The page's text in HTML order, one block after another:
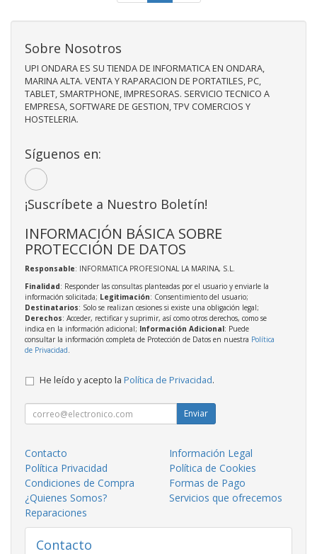
Sobre Nosotros
UPI ONDARA ES SU TIENDA DE INFORMATICA EN ONDARA,
MARINA ALTA. VENTA Y RAPARACION DE PORTATILES, PC,
TABLET, SMARTPHONE, IMPRESORAS. SERVICIO TECNICO A
EMPRESA, SOFTWARE DE GESTION, TPV COMERCIOS Y
HOSTELERIA.
Síguenos en:
¡Suscríbete a Nuestro Boletín!
INFORMACIÓN BÁSICA SOBRE
PROTECCIÓN DE DATOS
Responsable: INFORMATICA PROFESIONAL LA MARINA, S.L.
Finalidad: Responder las consultas planteadas por el usuario y enviarle la
información solicitada; Legitimación: Consentimiento del usuario;
Destinatarios: Solo se realizan cesiones si existe una obligación legal;
Derechos: Acceder, rectificar y suprimir, así como otros derechos, como se
indica en la información adicional; Información Adicional: Puede
consultar la información completa de Protección de Datos en nuestra Política
de Privacidad.
He leído y acepto la Política de Privacidad.
Enviar
Contacto
Información Legal
Política Privacidad
Política de Cookies
Condiciones de Compra
Formas de Pago
¿Quienes Somos?
Servicios que ofrecemos
Reparaciones
Contacto